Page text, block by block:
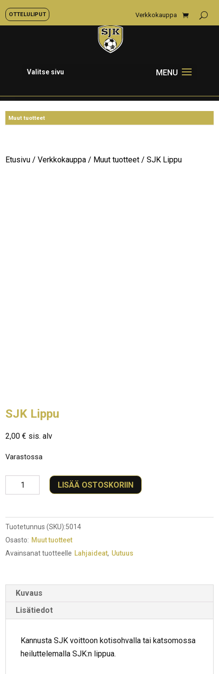
OTTELULIPUT Verkkokauppa
Valitse sivu
Etusivu /Verkkokauppa / Muut tuotteet / SJK Lippu
SJK Lippu
2,00€ sis. alv
Varastossa
Lippu
LISÄÄ OSTOSKORIIN
Tuotetunnus (SKU):5014
Osasto: Muut tuotteet
Avainsanat tuotteelle Lahjaideat, Uutuus
Kuvaus
Lisätiedot
Kannusta SJK voittoon kotisohvalla tai katsomossa
heiluttelemalla SJK:n lippua.